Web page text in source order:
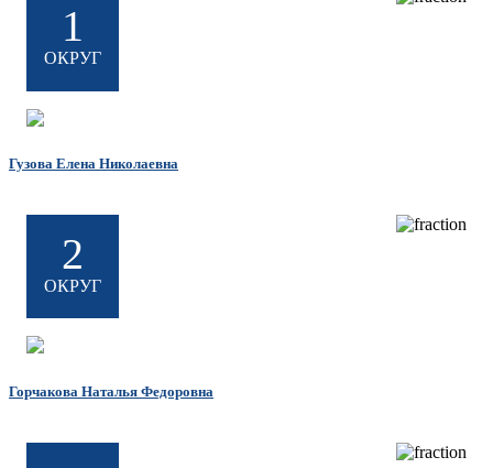
1
ОКРУГ
Гузова Елена Николаевна
2
ОКРУГ
Горчакова Наталья Федоровна